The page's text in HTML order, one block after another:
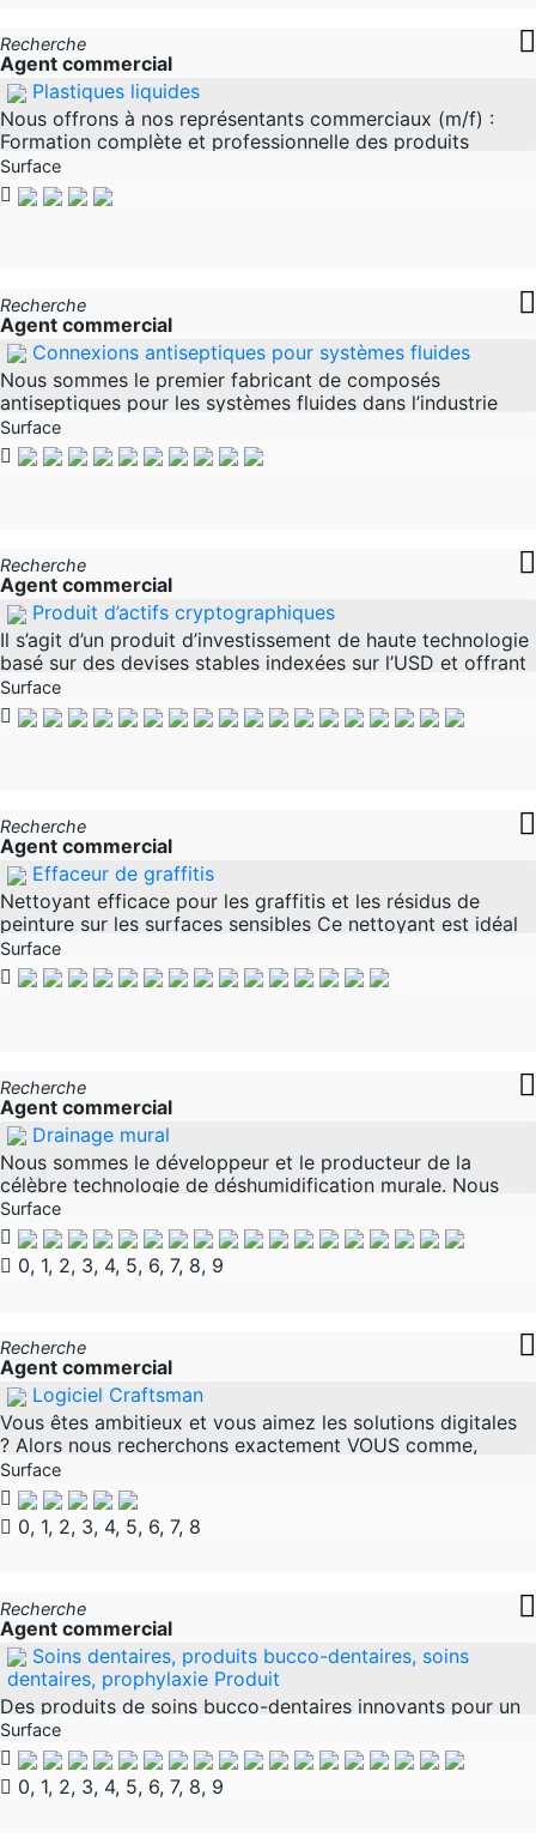
Recherche
Agent commercial
Plastiques liquides
Nous offrons à nos représentants commerciaux (m/f) :
Formation complète et professionnelle des produits
Produits certifiés - Activités autonomes et diversifiées
L'utilisation liée à la
Surface
Recherche
Agent commercial
Connexions antiseptiques pour systèmes fluides
Nous sommes le premier fabricant de composés
antiseptiques pour les systèmes fluides dans l’industrie
pharmaceutique. Tuyaux, connexions en acier inoxydable,
tri-pinces, joints, joints
Surface
Recherche
Agent commercial
Produit d’actifs cryptographiques
Il s’agit d’un produit d’investissement de haute technologie
basé sur des devises stables indexées sur l’USD et offrant
aux clients un TAEG de 17% de manière sûre. Les clients
peuvent
Surface
Recherche
Agent commercial
Effaceur de graffitis
Nettoyant efficace pour les graffitis et les résidus de
peinture sur les surfaces sensibles Ce nettoyant est idéal
pour éliminer les graffitis et les taches de peinture sur les
surfaces en
Surface
Recherche
Agent commercial
Drainage mural
Nous sommes le développeur et le producteur de la
célèbre technologie de déshumidification murale. Nous
produisons cette technologie avec beaucoup de succès
depuis de nombreuses années et
Surface
0, 1, 2, 3, 4, 5, 6, 7, 8, 9
Recherche
Agent commercial
Logiciel Craftsman
Vous êtes ambitieux et vous aimez les solutions digitales
? Alors nous recherchons exactement VOUS comme,
Représentant commercial pour les logiciels artisanaux
(h/f/d) Nous sommes une
Surface
0, 1, 2, 3, 4, 5, 6, 7, 8
Recherche
Agent commercial
Soins dentaires, produits bucco-dentaires, soins
dentaires, prophylaxie Produit
Des produits de soins bucco-dentaires innovants pour un
usage professionnel dans les cabinets dentaires,
l’orthodontie, l’hygiène dentaire et les pharmacies. Nous
recherchons des
Surface
0, 1, 2, 3, 4, 5, 6, 7, 8, 9